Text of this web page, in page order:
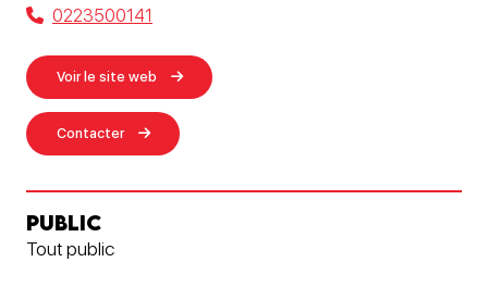
0223500141
Voir le site web
Contacter
PUBLIC
Tout public